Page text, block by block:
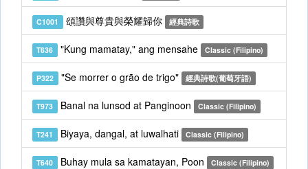
C1001 頌讚與尊貴與榮耀歸你 經典詩歌
T636 "Kung mamatay," ang mensahe Classic (Filipino)
P322 "Se morrer o grão de trigo" 經典詩歌(葡萄牙語)
T973 Banal na lunsod at Panginoon Classic (Filipino)
T241 Biyaya, dangal, at luwalhati Classic (Filipino)
T640 Buhay mula sa kamatayan, Poon Classic (Filipino)